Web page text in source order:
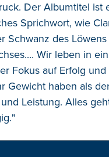
Der Albumtitel ist
Sprichwort, wie
Schwanz des
Wir leben in
Fokus auf Erfolg
Gewicht haben als
Leistung. Alles